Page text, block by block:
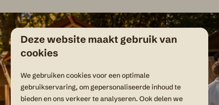
Deze website maakt gebruik van
cookies
We gebruiken cookies voor een optimale
gebruikservaring, om gepersonaliseerde inhoud te
bieden en ons verkeer te analyseren. Ook delen we